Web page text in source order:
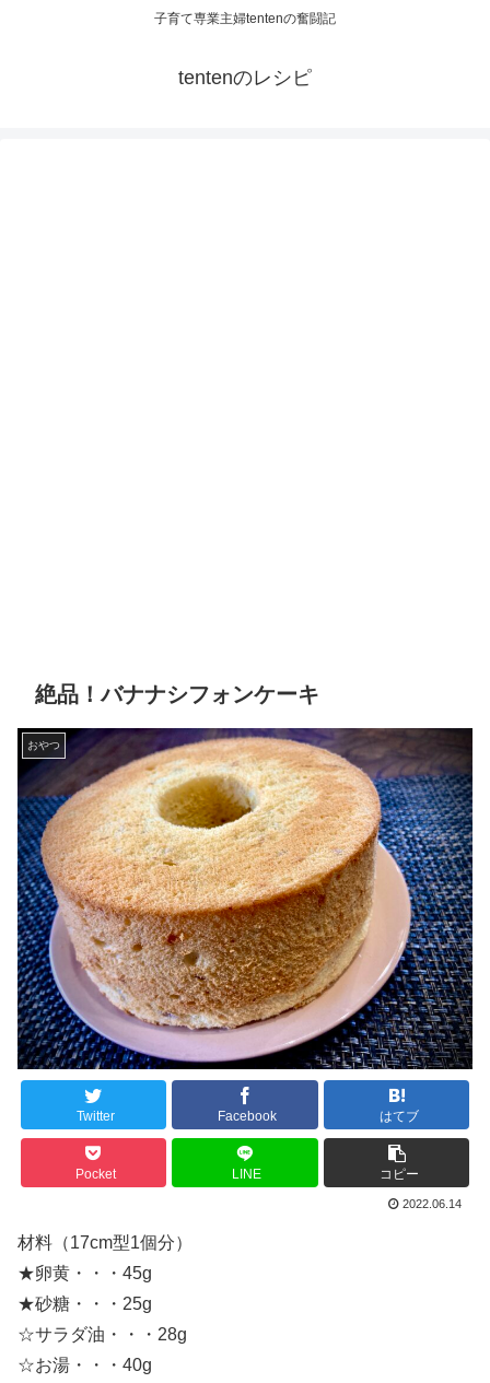
子育て専業主婦tentenの奮闘記
tentenのレシピ
絶品！バナナシフォンケーキ
おやつ
Twitter Facebook はてブ
Pocket LINE コピー
2022.06.14
材料（17cm型1個分）
★卵黄・・・45g
★砂糖・・・25g
☆サラダ油・・・28g
☆お湯・・・40g